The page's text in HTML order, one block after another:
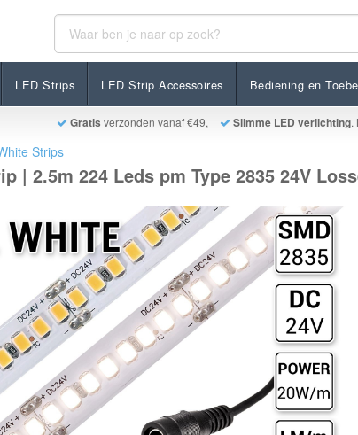
LED Strips LED Strip Accessoires Bediening en
Gratis verzonden vanaf €49, Slimme LED verlichting.
| 2.5m 224 Leds pm Type 2835 24V Losse Strip - Super
Strips
| 2.5m 224 Leds pm Type 2835 24V